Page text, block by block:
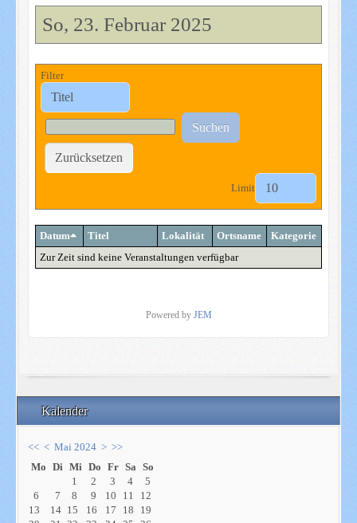
Kalender
<< < Mai 2024 > >>
Mo Di Mi Do Fr Sa So
1
2 3 4
5
6
7 8 9 10 11
12
13
14 15 16 17 18
19
So, 23. Februar 2025
Filter
Suchen
Zurücksetzen
Limit
Datum Titel Lokalität Ortsname
Kategorie
Zur Zeit sind keine Veranstaltungen verfügbar
Powered by JEM